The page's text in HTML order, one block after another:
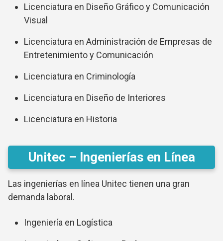
Licenciatura en Diseño Gráfico y Comunicación
Visual
Licenciatura en Administración de Empresas de
Entretenimiento y Comunicación
Licenciatura en Criminología
Licenciatura en Diseño de Interiores
Licenciatura en Historia
Unitec – Ingenierías en Línea
Las ingenierías en línea Unitec tienen una gran
demanda laboral.
Ingeniería en Logística